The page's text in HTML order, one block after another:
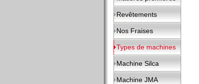
Revêtements
Nos Fraises
Types de machines
Machine Silca
Machine JMA